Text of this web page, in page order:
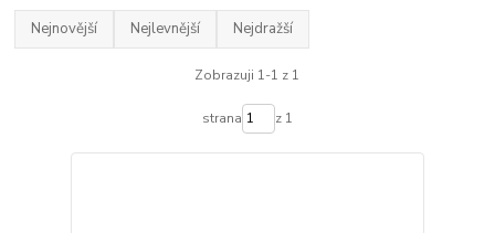
Nejnovější Nejlevnější Nejdražší
Zobrazuji 1-1 z 1
strana z 1